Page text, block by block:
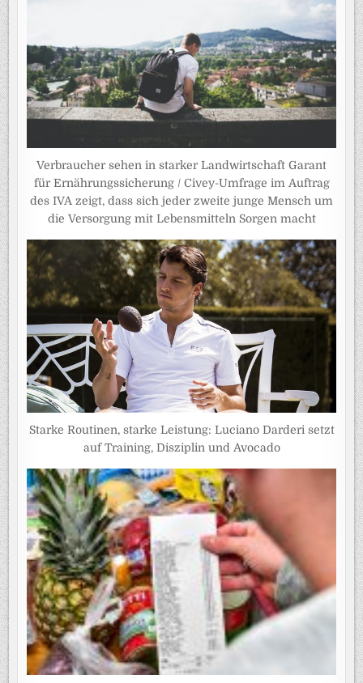
Verbraucher sehen in starker Landwirtschaft Garant
für Ernährungssicherung / Civey-Umfrage im Auftrag
des IVA zeigt, dass sich jeder zweite junge Mensch um
die Versorgung mit Lebensmitteln Sorgen macht
Starke Routinen, starke Leistung: Luciano Darderi setzt
auf Training, Disziplin und Avocado